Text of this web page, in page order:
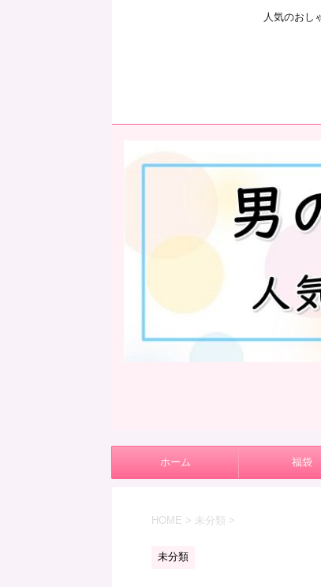
人気のおし
ホーム 福袋
HOME > 未分類 >
未分類